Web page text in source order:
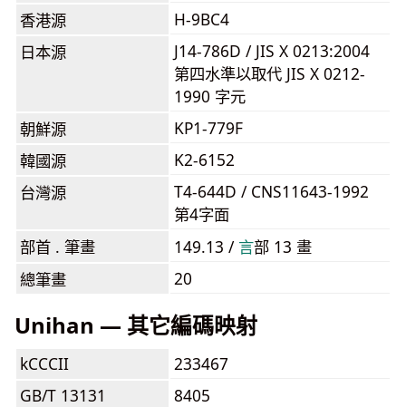
香港源
H-9BC4
日本源
J14-786D / JIS X 0213:2004
第四水準以取代 JIS X 0212-
1990 字元
朝鮮源
KP1-779F
韓國源
K2-6152
台灣源
T4-644D / CNS11643-1992
第4字面
部首 . 筆畫
149.13 / ⾔部 13 畫
總筆畫
20
Unihan — 其它編碼映射
kCCCII
233467
GB/T 13131
8405